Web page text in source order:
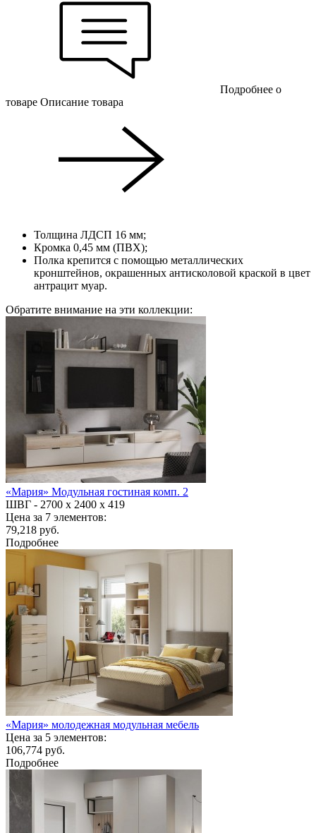
Подробнее о
товаре Описание товара
Толщина ЛДСП 16 мм;
Кромка 0,45 мм (ПВХ);
Полка крепится с помощью металлических
кронштейнов, окрашенных антисколовой краской в цвет
антрацит муар.
Обратите внимание на эти коллекции:
«Мария» Модульная гостиная комп. 2
ШВГ - 2700 х 2400 х 419
Цена за 7 элементов:
79,218 руб.
Подробнее
«Мария» молодежная модульная мебель
Цена за 5 элементов:
106,774 руб.
Подробнее